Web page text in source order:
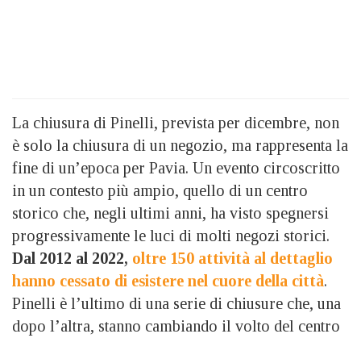
La chiusura di Pinelli, prevista per dicembre, non
è solo la chiusura di un negozio, ma rappresenta la
fine di un’epoca per Pavia. Un evento circoscritto
in un contesto più ampio, quello di un centro
storico che, negli ultimi anni, ha visto spegnersi
progressivamente le luci di molti negozi storici.
Dal 2012 al 2022, oltre 150 attività al dettaglio
hanno cessato di esistere nel cuore della città.
Pinelli è l’ultimo di una serie di chiusure che, una
dopo l’altra, stanno cambiando il volto del centro